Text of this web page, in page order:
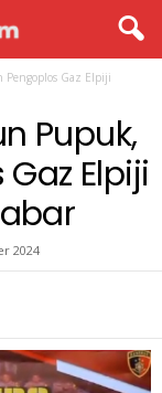
Gaz Elpiji
Pupuk,
Elpiji
2024